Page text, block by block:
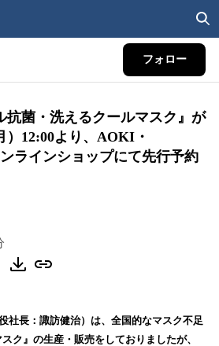
フォロー
抗菌・洗えるクールマスク』が
）12:00より、AOKI・
ラインショップにて先行予約
社長：諏訪健治）は、全国的なマスク不足
ク』の生産・販売をしておりましたが、